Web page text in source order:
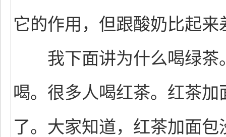
它的作用，但跟酸奶比起
我下面讲为什么喝绿茶
喝。很多人喝红茶。红茶
了。大家知道，红茶加面